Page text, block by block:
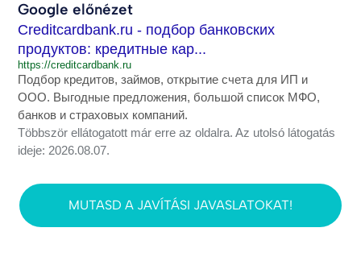
Google előnézet
Creditcardbank.ru - подбор банковских
продуктов: кредитные кар...
https://creditcardbank.ru
Подбор кредитов, займов, открытие счета для ИП и
ООО. Выгодные предложения, большой список МФО,
банков и страховых компаний.
Többször ellátogatott már erre az oldalra. Az utolsó látogatás
ideje: 2026.08.07.
MUTASD A JAVÍTÁSI JAVASLATOKAT!